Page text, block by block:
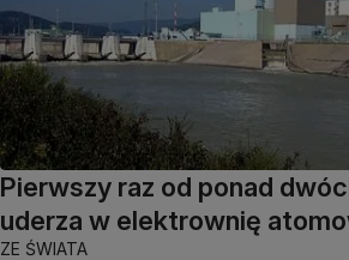
Pierwszy raz od ponad
uderza w elektrownię
ZE ŚWIATA